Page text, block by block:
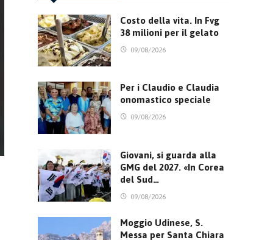
Costo della vita. In Fvg
38 milioni per il gelato
09/08/2026
Per i Claudio e Claudia
onomastico speciale
09/08/2026
Giovani, si guarda alla
GMG del 2027. «In Corea
del Sud…
09/08/2026
Moggio Udinese, S.
Messa per Santa Chiara